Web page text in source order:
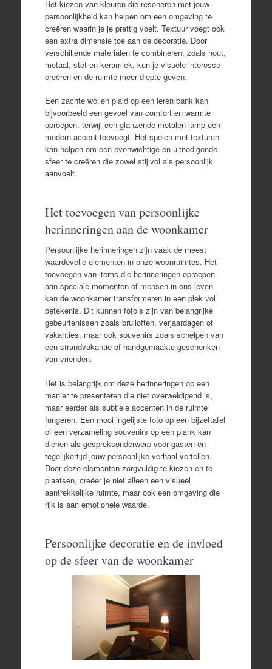
Het kiezen van kleuren die resoneren met jouw
persoonlijkheid kan helpen om een omgeving te
creëren waarin je je prettig voelt. Textuur voegt ook
een extra dimensie toe aan de decoratie. Door
verschillende materialen te combineren, zoals hout,
metaal, stof en keramiek, kun je visuele interesse
creëren en de ruimte meer diepte geven.
Een zachte wollen plaid op een leren bank kan
bijvoorbeeld een gevoel van comfort en warmte
oproepen, terwijl een glanzende metalen lamp een
modern accent toevoegt. Het spelen met texturen
kan helpen om een evenwichtige en uitnodigende
sfeer te creëren die zowel stijlvol als persoonlijk
aanvoelt.
Het toevoegen van persoonlijke
herinneringen aan de woonkamer
Persoonlijke herinneringen zijn vaak de meest
waardevolle elementen in onze woonruimtes. Het
toevoegen van items die herinneringen oproepen
aan speciale momenten of mensen in ons leven
kan de woonkamer transformeren in een plek vol
betekenis. Dit kunnen foto’s zijn van belangrijke
gebeurtenissen zoals bruiloften, verjaardagen of
vakanties, maar ook souvenirs zoals schelpen van
een strandvakantie of handgemaakte geschenken
van vrienden.
Het is belangrijk om deze herinneringen op een
manier te presenteren die niet overweldigend is,
maar eerder als subtiele accenten in de ruimte
fungeren. Een mooi ingelijste foto op een bijzettafel
of een verzameling souvenirs op een plank kan
dienen als gespreksonderwerp voor gasten en
tegelijkertijd jouw persoonlijke verhaal vertellen.
Door deze elementen zorgvuldig te kiezen en te
plaatsen, creëer je niet alleen een visueel
aantrekkelijke ruimte, maar ook een omgeving die
rijk is aan emotionele waarde.
Persoonlijke decoratie en de invloed
op de sfeer van de woonkamer